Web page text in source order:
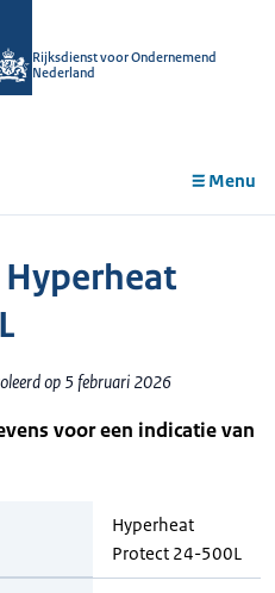
Rijksdienst voor Ondernemend
Nederland
Menu
op 5 februari 2026
voor een indicatie van
Hyperheat
Protect 24-500L